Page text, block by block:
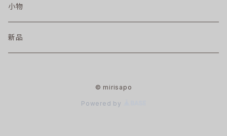
小物
新品
© mirisapo
Powered by